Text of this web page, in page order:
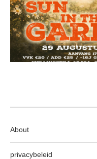
About
privacybeleid